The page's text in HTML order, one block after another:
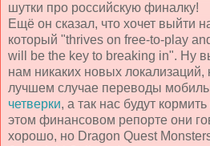
шутки про российскую финалку!
Ещё он сказал, что хочет выйти
который "thrives on free-to-play
will be the key to breaking in". Ну
нам никаких новых локализаций,
лучшем случае переводы
четверки, а так нас будут
этом финансовом репорте они
хорошо, но Dragon Quest